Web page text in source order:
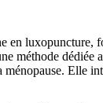
en luxopuncture,
méthode dédiée
Elle